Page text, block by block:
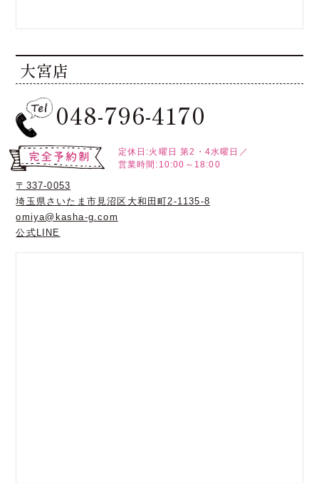
大宮店
048-796-4170
定休日:火曜日 第2・4水曜日／
営業時間:10:00～18:00
〒337-0053
埼玉県さいたま市見沼区大和田町2-1135-8
omiya@kasha-g.com
公式LINE